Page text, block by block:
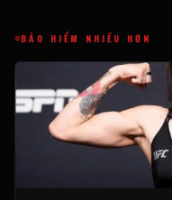
BẢO HIỂM NHIỀU HƠN